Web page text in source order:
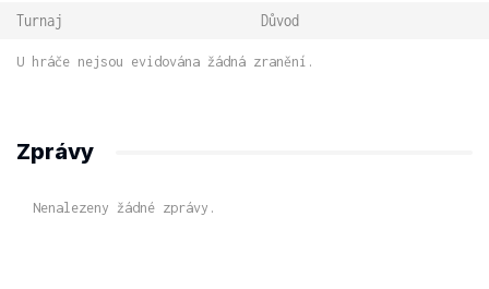
Turnaj Důvod
U hráče nejsou evidována žádná zranění.
Zprávy
Nenalezeny žádné zprávy.